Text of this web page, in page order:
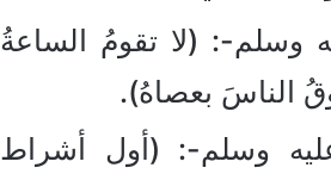
وسلم-: (لا تقومُ الساعةُ
الناسَ بعصاهُ).
وسلم-: (أول أشراط